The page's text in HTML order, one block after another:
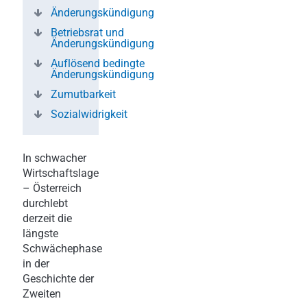
Änderungskündigung
Betriebsrat und
Änderungskündigung
Auflösend bedingte
Änderungskündigung
Zumutbarkeit
Sozialwidrigkeit
In schwacher
Wirtschaftslage
– Österreich
durchlebt
derzeit die
längste
Schwächephase
in der
Geschichte der
Zweiten